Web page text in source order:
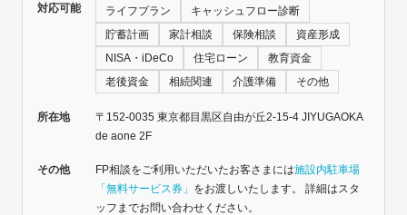
対応可能 ライフプラン
キャッシュフロー診断
貯蓄計画
家計相談 保険相談
資産形成
NISA・iDeCo
住宅ローン
教育資金
老後資金
相続関連 介護準備 その他
所在地
〒152‐0035 東京都目黒区自由が丘2-15-4 JIYUGAOKA
de aone 2F
その他 FP相談をご利用いただいたお客さまには施設内駐車場
「無料サービス券」 をお渡しいたします。 詳細はスタ
ッフまでお問い合わせください。